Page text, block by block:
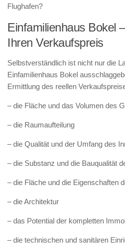
Flughafen?
Einfamilienhaus Bokel
Ihren Verkaufspreis
Selbstverständlich ist nicht nur die
Einfamilienhaus Bokel
Ermittlung des reellen
– die Fläche und das Volumen des
– die Raumaufteilung
– die Qualität und der Umfang des
– die Substanz und die Bauqualität
– die Fläche und die Eigenschaften
– die Architektur
– das Potential der kompletten
– die technischen und sanitären